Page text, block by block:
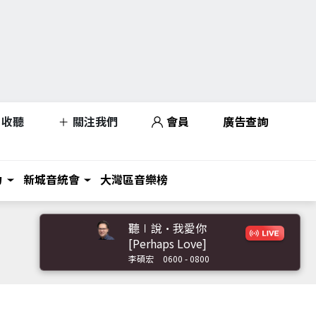
收聽 關注我們 會員 廣告查詢
新城音統會 大灣區音樂榜
聽∣說•我愛你
[Perhaps Love]
李碩宏 0600 - 0800